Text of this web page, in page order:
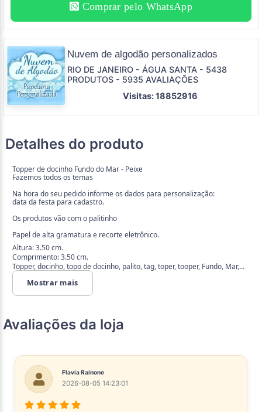
Comprar pelo WhatsApp
Nuvem de algodão personalizados
RIO DE JANEIRO - ÁGUA SANTA - 5438
PRODUTOS - 5935 AVALIAÇÕES
Visitas: 18852916
Detalhes do produto
Topper de docinho Fundo do Mar - Peixe
Fazemos todos os temas
Na hora do seu pedido informe os dados para personalização:
data da festa para cadastro.
Os produtos vão com o palitinho
Papel de alta gramatura e recorte eletrônico.
Altura: 3.50 cm.
Comprimento: 3.50 cm.
Topper, docinho, topo de docinho, palito, tag, toper, tooper, Fundo, Mar,...
Mostrar mais
Avaliações da loja
Flavia Rainone
2026-08-05 14:23:01